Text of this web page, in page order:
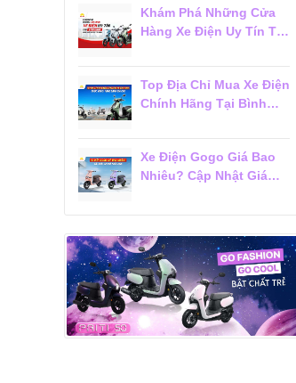
Khám Phá Những Cửa
Hàng Xe Điện Uy Tín Tại
Top Địa Chỉ Mua Xe Điện
Chính Hãng Tại Bình
Xe Điện Gogo Giá Bao
Nhiêu? Cập Nhật Giá